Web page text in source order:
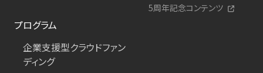
5周年記念コンテンツ
プログラム
企業支援型クラウドファン
ディング